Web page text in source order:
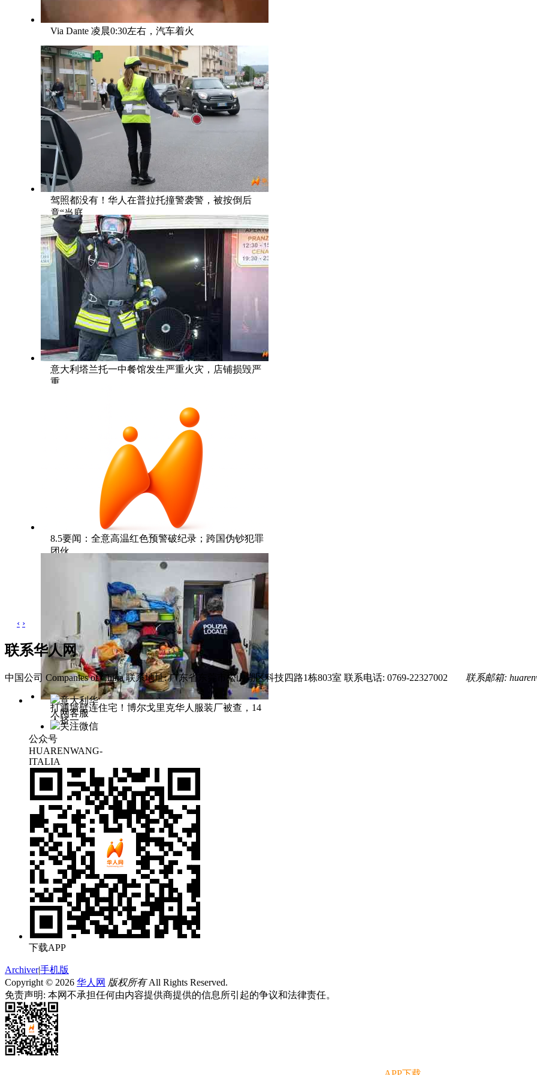
Via Dante 凌晨0:30左右，汽车着火
驾照都没有！华人在普拉托撞警袭警，被按倒后
竟“当庭
意大利塔兰托一中餐馆发生严重火灾，店铺损毁严
重
8.5要闻：全意高温红色预警破纪录；跨国伪钞犯罪
团伙
打通墙壁连住宅！博尔戈里克华人服装厂被查，14
人挤一
‹ ›
联系华人网
中国公司 Companies of China 联系地址: 广东省东莞市松山湖区科技四路1栋803室 联系电话: 0769-22327002 联系邮箱:
意大利华
人网客服
关注微信
公众号
HUARENWANG-
ITALIA
下载APP
Archiver|手机版
Copyright © 2026 华人网 版权所有All Rights Reserved.
免责声明: 本网不承担任何由内容提供商提供的信息所引起的争议和法律责任。